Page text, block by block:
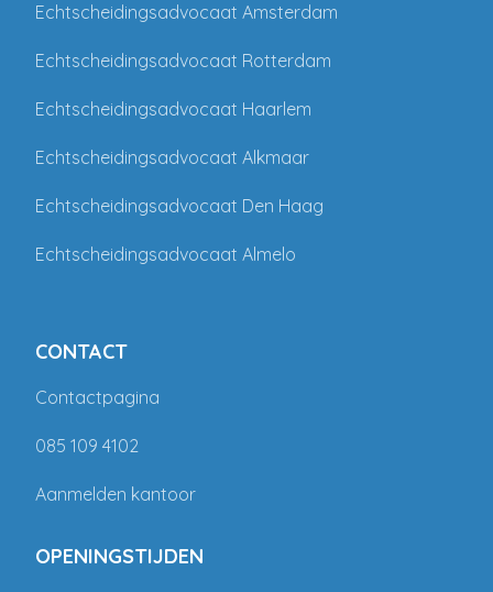
Echtscheidingsadvocaat Amsterdam
Echtscheidingsadvocaat Rotterdam
Echtscheidingsadvocaat Haarlem
Echtscheidingsadvocaat Alkmaar
Echtscheidingsadvocaat Den Haag
Echtscheidingsadvocaat Almelo
CONTACT
Contactpagina
085 109 4102
Aanmelden kantoor
OPENINGSTIJDEN